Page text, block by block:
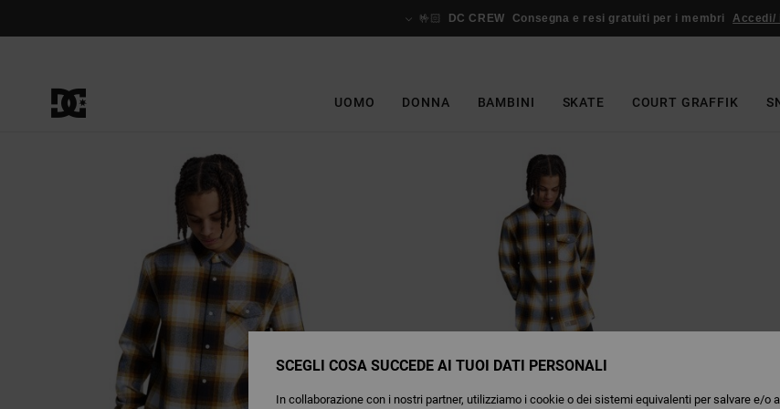
🤟🏻 DC CREW Consegna e resi gratuiti per i membri Accedi/
UOMO DONNA BAMBINI SKATE COURT GRAFFIK
SCEGLI COSA SUCCEDE AI TUOI DATI PERSONALI
In collaborazione con i nostri partner, utilizziamo i cookie o dei sistemi equivalenti per salvare e/o